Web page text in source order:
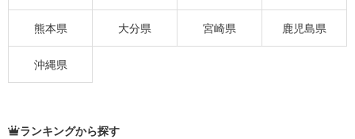
熊本県 大分県 宮崎県 鹿児島県
沖縄県
ランキングから探す